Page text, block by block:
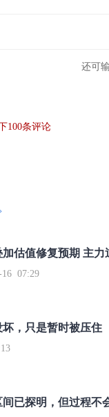
还可
100条评论
07:29
坏，只是暂时被压住
间已探明，但过程不